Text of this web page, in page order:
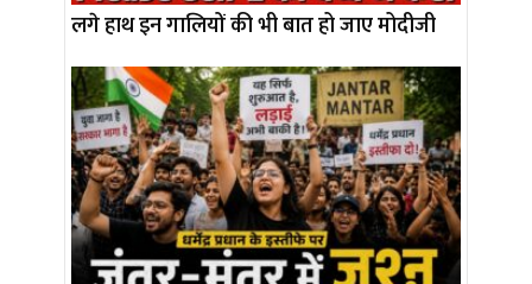
लगे हाथ इन गालियों की भी बात हो जाए मोदीजी